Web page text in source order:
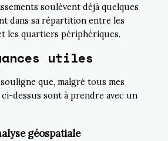
soulèvent déjà quelques
dans sa répartition entre les
les quartiers périphériques.
utiles
que, malgré tous mes
dessus sont à prendre avec un
géospatiale